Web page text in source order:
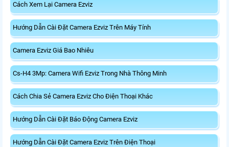
Cách Xem Lại Camera Ezviz
Hướng Dẫn Cài Đặt Camera Ezviz Trên Máy Tính
Camera Ezviz Giá Bao Nhiêu
Cs-H4 3Mp: Camera Wifi Ezviz Trong Nhà Thông Minh
Cách Chia Sẻ Camera Ezviz Cho Điện Thoại Khác
Hướng Dẫn Cài Đặt Báo Động Camera Ezviz
Hướng Dẫn Cài Đặt Camera Ezviz Trên Điện Thoại